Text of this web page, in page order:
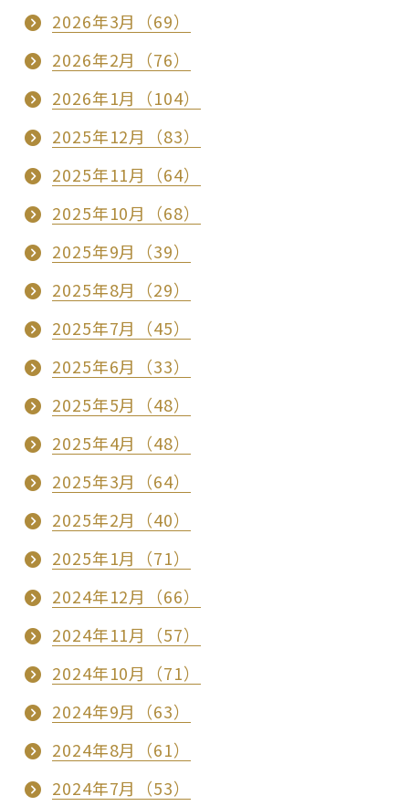
2026年3月（69）
2026年2月（76）
2026年1月（104）
2025年12月（83）
2025年11月（64）
2025年10月（68）
2025年9月（39）
2025年8月（29）
2025年7月（45）
2025年6月（33）
2025年5月（48）
2025年4月（48）
2025年3月（64）
2025年2月（40）
2025年1月（71）
2024年12月（66）
2024年11月（57）
2024年10月（71）
2024年9月（63）
2024年8月（61）
2024年7月（53）